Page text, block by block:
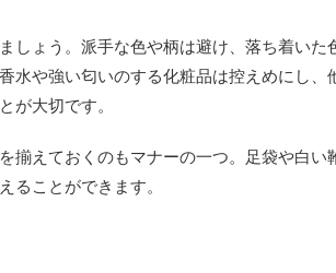
しょう。派手な色や柄は避け、落ち着いた
水や強い匂いのする化粧品は控えめにし、
が大切です。
揃えておくのもマナーの一つ。足袋や白い
ることができます。